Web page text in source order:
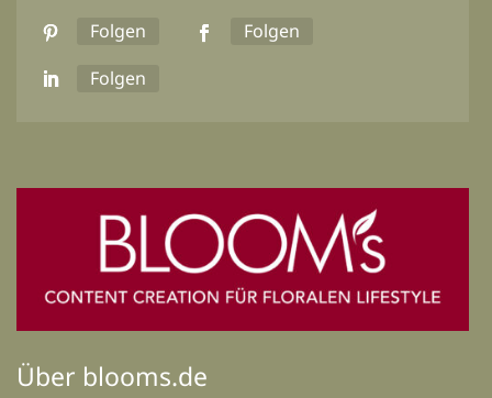
Folgen
Folgen
Folgen
Über blooms.de